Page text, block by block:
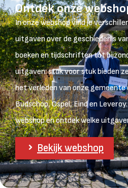
Ontdek onze
In onze webshop vind je
uitgaven over de geschiedenis
boeken en tijdschriften tot
uitgaven: stuk voor stuk bieden
het verleden van onze gemeente
Budschop, Ospel, Eind en
webshop en ontdek welke
Bekijk webshop